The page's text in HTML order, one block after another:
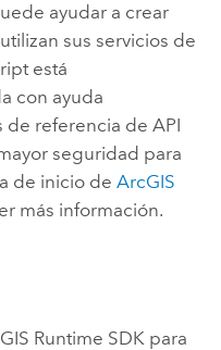
ayudar a crear
sus servicios de
está
con ayuda
de referencia de API
seguridad para
de inicio de ArcGIS
más información.
Runtime SDK para